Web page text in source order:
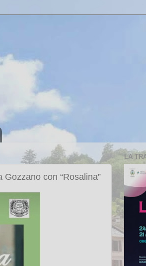
Gozzano con “Rosalina”
LA